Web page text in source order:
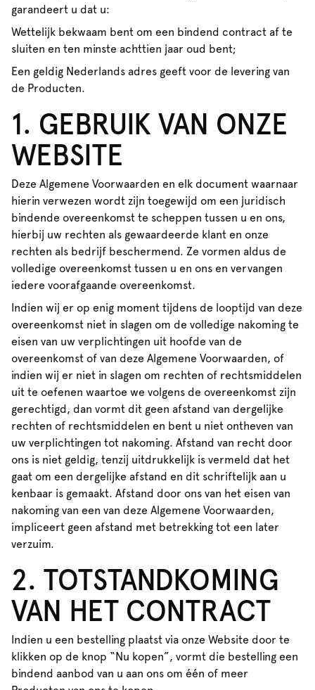
garandeert u dat u:
Wettelijk bekwaam bent om een bindend contract af te
sluiten en ten minste achttien jaar oud bent;
Een geldig Nederlands adres geeft voor de levering van
de Producten.
1. GEBRUIK VAN ONZE
WEBSITE
Deze Algemene Voorwaarden en elk document waarnaar
hierin verwezen wordt zijn toegewijd om een juridisch
bindende overeenkomst te scheppen tussen u en ons,
hierbij uw rechten als gewaardeerde klant en onze
rechten als bedrijf beschermend. Ze vormen aldus de
volledige overeenkomst tussen u en ons en vervangen
iedere voorafgaande overeenkomst.
Indien wij er op enig moment tijdens de looptijd van deze
overeenkomst niet in slagen om de volledige nakoming te
eisen van uw verplichtingen uit hoofde van de
overeenkomst of van deze Algemene Voorwaarden, of
indien wij er niet in slagen om rechten of rechtsmiddelen
uit te oefenen waartoe we volgens de overeenkomst zijn
gerechtigd, dan vormt dit geen afstand van dergelijke
rechten of rechtsmiddelen en bent u niet ontheven van
uw verplichtingen tot nakoming. Afstand van recht door
ons is niet geldig, tenzij uitdrukkelijk is vermeld dat het
gaat om een dergelijke afstand en dit schriftelijk aan u
kenbaar is gemaakt. Afstand door ons van het eisen van
nakoming van een van deze Algemene Voorwaarden,
impliceert geen afstand met betrekking tot een later
verzuim.
2. TOTSTANDKOMING
VAN HET CONTRACT
Indien u een bestelling plaatst via onze Website door te
klikken op de knop “Nu kopen”, vormt die bestelling een
bindend aanbod van u aan ons om één of meer